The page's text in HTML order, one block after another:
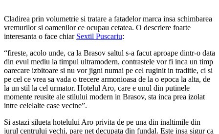
Cladirea prin volumetrie si tratare a fatadelor marca insa schimbarea
vremurilor si oamenilor ce ocupau cetatea. O descriere foarte
interesanta o face chiar Sextil Puscariu:
“fireste, acolo unde, ca la Brasov saltul s-a facut aproape dintr-o data
din evul mediu la timpul ultramodern, contrastele vor fi inca un timp
oarecare izbitoare si nu vor jigni numai pe cel ruginit in traditie, ci si
pe cel ce vrea sa vada o trecere armonioasa de la o epoca la alta, de
la un stil la cel urmator. Hotelul Aro, care e unul din putinele
momente reusite ale stilului modern in Brasov, sta inca prea izolat
intre celelalte case vecine”.
Si astazi silueta hotelului Aro privita de pe una din inaltimile din
jurul centrului vechi, pare net decupata din fundal. Este insa sigur ca